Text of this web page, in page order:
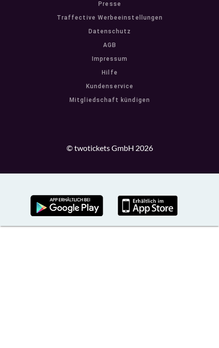
Presse
Traffective Werbeeinstellungen
Datenschutz
AGB
Impressum
Hilfe
Kundenservice
Mitgliedschaft kündigen
© twotickets GmbH 2026